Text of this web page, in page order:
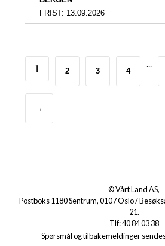
FRIST: 13.09.2026
1 2 3 4
...
→
© Vårt Land AS,
Postboks 1180 Sentrum, 0107 Oslo /
21.
Tlf: 40 84 03 38
Spørsmål og tilbakemeldinger